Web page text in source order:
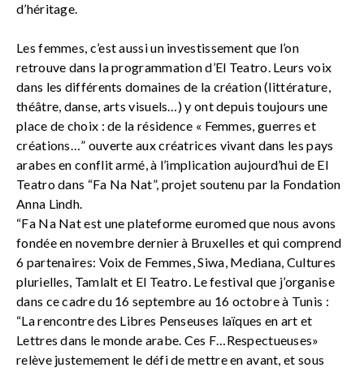
d’héritage.
Les femmes, c’est aussi un investissement que l’on
retrouve dans la programmation d’El Teatro. Leurs voix
dans les différents domaines de la création (littérature,
théâtre, danse, arts visuels…) y ont depuis toujours une
place de choix : de la résidence « Femmes, guerres et
créations…” ouverte aux créatrices vivant dans les pays
arabes en conflit armé, à l’implication aujourd’hui de El
Teatro dans “Fa Na Nat”, projet soutenu par la Fondation
Anna Lindh.
“Fa Na Nat est une plateforme euromed que nous avons
fondée en novembre dernier à Bruxelles et qui comprend
6 partenaires: Voix de Femmes, Siwa, Mediana, Cultures
plurielles, Tamlalt et El Teatro. Le festival que j’organise
dans ce cadre du 16 septembre au 16 octobre à Tunis :
“La rencontre des Libres Penseuses laïques en art et
Lettres dans le monde arabe. Ces F…Respectueuses»
relève justemement le défi de mettre en avant, et sous